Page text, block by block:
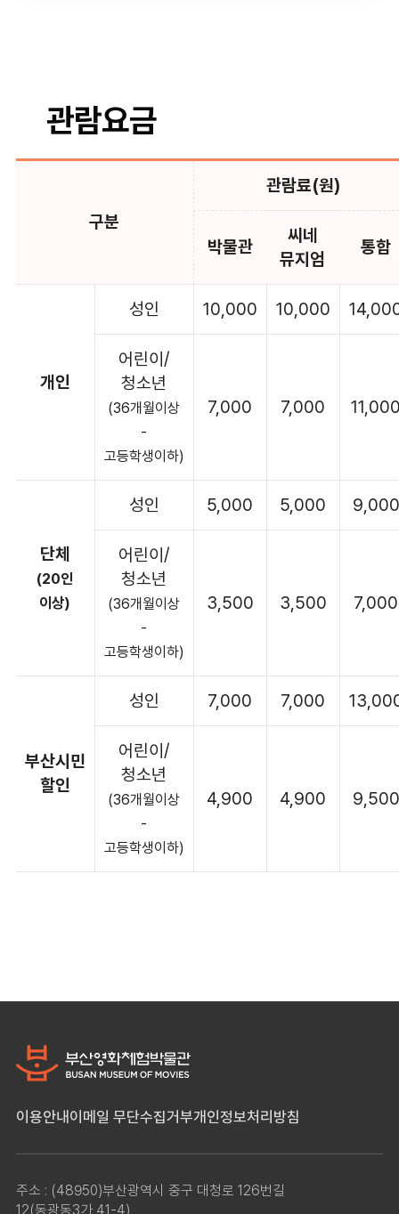
관람요금
구분
관람료(원)
박물관
씨네
뮤지엄
통합
개인
성인 10,000 10,000
어린이/
청소년
(36개월이상
-
고등학생이하)
7,000 7,000
단체
(20인
이상)
성인 5,000 5,000 9,000
어린이/
청소년
(36개월이상
-
고등학생이하)
3,500 3,500 7,000
부산시민
할인
성인 7,000 7,000
어린이/
청소년
(36개월이상
-
고등학생이하)
4,900 4,900 9,500
이용안내 이메일 무단수집거부개인정보처리방침
주소 : (48950)부산광역시 중구 대청로 126번길
12(동광동3가 41-4)